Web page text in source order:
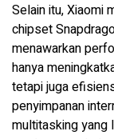
Selain itu, Xiaomi
chipset
menawarkan
hanya
tetapi juga
penyimpanan
multitasking yang